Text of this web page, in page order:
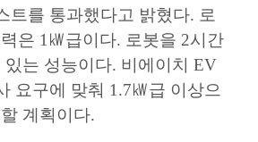
트를 통과했다고 밝혔다. 로
은 1㎾급이다. 로봇을 2시간
있는 성능이다. 비에이치 EV
요구에 맞춰 1.7㎾급 이상으
계획이다.